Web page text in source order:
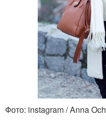
Фото: instagram / Anna Och